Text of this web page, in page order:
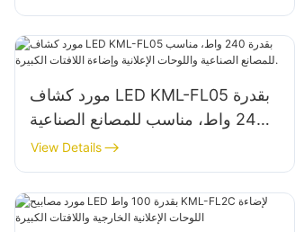
مورد كشاف LED KML-FL05 بقدرة
240 واط، مناسب للمصانع الصناعية
واللوحات الإعلانية وإضاءة اللافتات
الكبيرة.
View Details